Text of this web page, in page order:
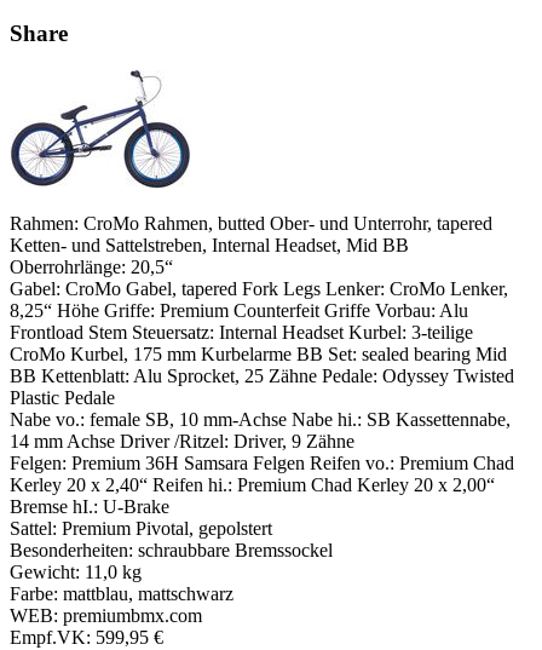
Share
Rahmen: CroMo Rahmen, butted Ober- und Unterrohr, tapered
Ketten- und Sattelstreben, Internal Headset, Mid BB
Oberrohrlänge: 20,5“
Gabel: CroMo Gabel, tapered Fork Legs Lenker: CroMo Lenker,
8,25“ Höhe Griffe: Premium Counterfeit Griffe Vorbau: Alu
Frontload Stem Steuersatz: Internal Headset Kurbel: 3-teilige
CroMo Kurbel, 175 mm Kurbelarme BB Set: sealed bearing Mid
BB Kettenblatt: Alu Sprocket, 25 Zähne Pedale: Odyssey Twisted
Plastic Pedale
Nabe vo.: female SB, 10 mm-Achse Nabe hi.: SB Kassettennabe,
14 mm Achse Driver /Ritzel: Driver, 9 Zähne
Felgen: Premium 36H Samsara Felgen Reifen vo.: Premium Chad
Kerley 20 x 2,40“ Reifen hi.: Premium Chad Kerley 20 x 2,00“
Bremse hI.: U-Brake
Sattel: Premium Pivotal, gepolstert
Besonderheiten: schraubbare Bremssockel
Gewicht: 11,0 kg
Farbe: mattblau, mattschwarz
WEB: premiumbmx.com
Empf.VK: 599,95 €